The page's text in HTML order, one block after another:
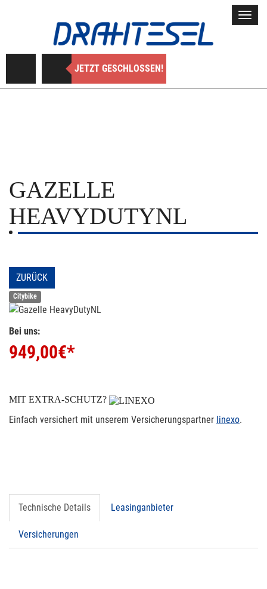
JETZT GESCHLOSSEN!
GAZELLE
HEAVYDUTYNL
ZURÜCK
Citybike
Bei uns:
949,00€*
MIT EXTRA-SCHUTZ?
Einfach versichert mit unserem Versicherungspartner linexo.
Technische Details Leasinganbieter
Versicherungen